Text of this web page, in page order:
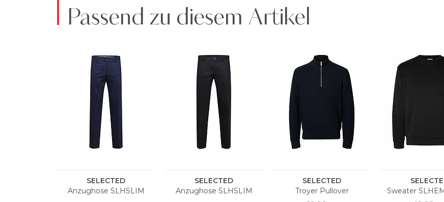
Passend zu diesem Artikel